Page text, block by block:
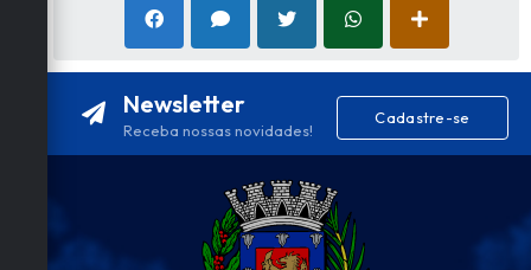
Newsletter
Receba nossas novidades!
Cadastre-se